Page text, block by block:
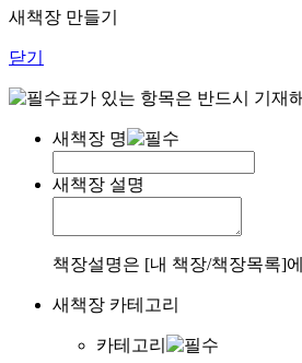
새책장 만들기
닫기
표가 있는 항목은 반드시 기재
새책장 명
새책장 설명
책장설명은 [내 책장/책장목록]
새책장 카테고리
카테고리